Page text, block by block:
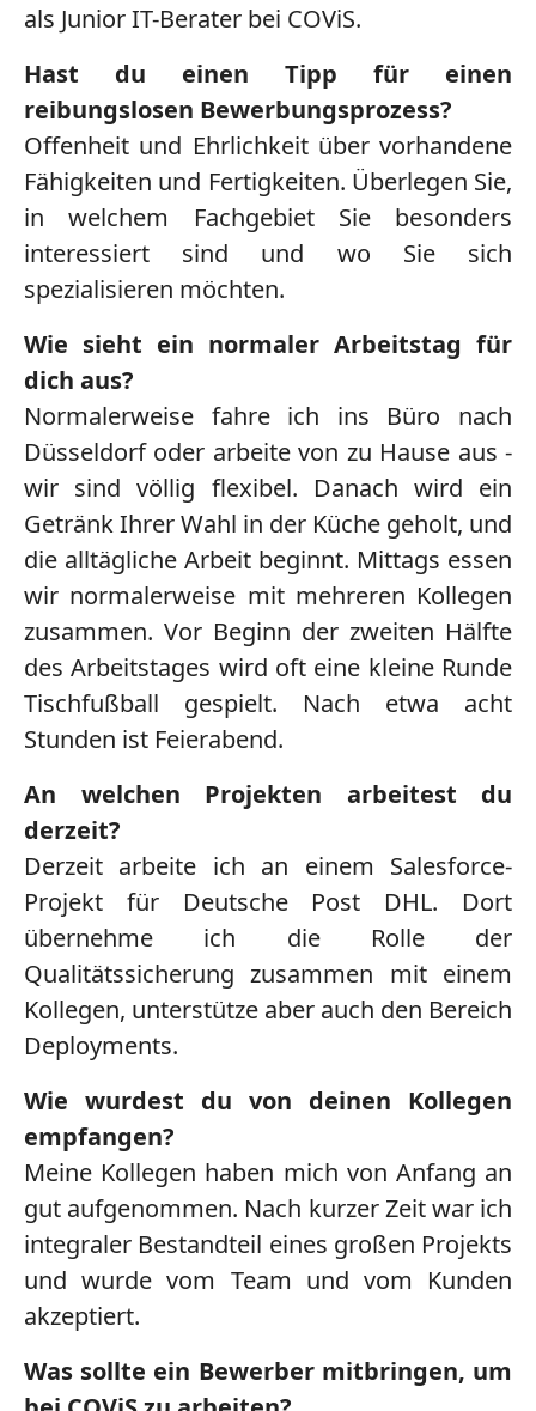
als Junior IT-Berater bei COViS.
Hast du einen Tipp für einen
reibungslosen Bewerbungsprozess?
Offenheit und Ehrlichkeit über vorhandene
Fähigkeiten und Fertigkeiten. Überlegen Sie,
in welchem Fachgebiet Sie besonders
interessiert sind und wo Sie sich
spezialisieren möchten.
Wie sieht ein normaler Arbeitstag für
dich aus?
Normalerweise fahre ich ins Büro nach
Düsseldorf oder arbeite von zu Hause aus -
wir sind völlig flexibel. Danach wird ein
Getränk Ihrer Wahl in der Küche geholt, und
die alltägliche Arbeit beginnt. Mittags essen
wir normalerweise mit mehreren Kollegen
zusammen. Vor Beginn der zweiten Hälfte
des Arbeitstages wird oft eine kleine Runde
Tischfußball gespielt. Nach etwa acht
Stunden ist Feierabend.
An welchen Projekten arbeitest du
derzeit?
Derzeit arbeite ich an einem Salesforce-
Projekt für Deutsche Post DHL. Dort
übernehme ich die Rolle der
Qualitätssicherung zusammen mit einem
Kollegen, unterstütze aber auch den Bereich
Deployments.
Wie wurdest du von deinen Kollegen
empfangen?
Meine Kollegen haben mich von Anfang an
gut aufgenommen. Nach kurzer Zeit war ich
integraler Bestandteil eines großen Projekts
und wurde vom Team und vom Kunden
akzeptiert.
Was sollte ein Bewerber mitbringen, um